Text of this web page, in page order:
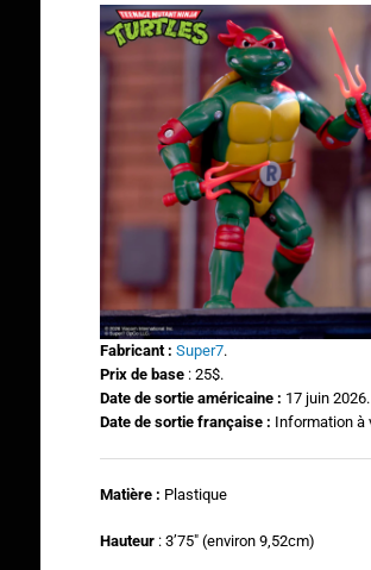
Fabricant : Super7.
Prix de base : 25$.
Date de sortie américaine : 17 juin 2026.
Date de sortie française : Information à
Matière : Plastique
Hauteur : 3’75″ (environ 9,52cm)